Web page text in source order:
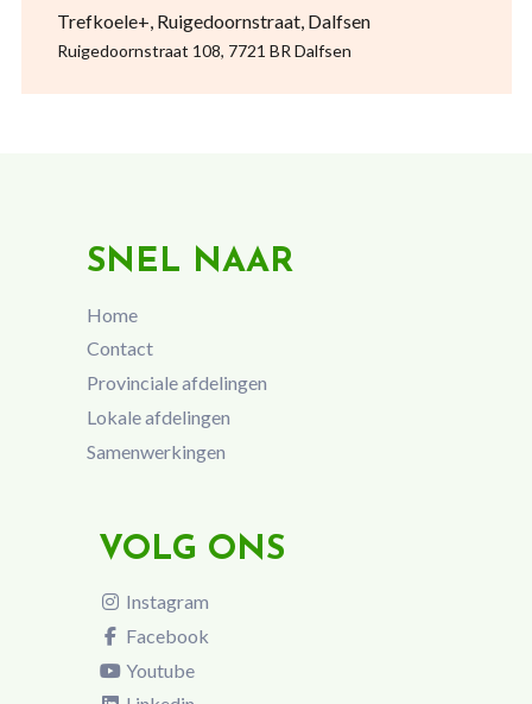
Trefkoele+, Ruigedoornstraat, Dalfsen
Ruigedoornstraat 108, 7721 BR Dalfsen
SNEL NAAR
Home
Contact
Provinciale afdelingen
Lokale afdelingen
Samenwerkingen
VOLG ONS
Instagram
Facebook
Youtube